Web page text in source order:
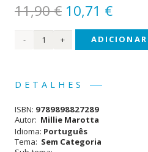
11,90€ O
preço
original
11,90 €.
10,71 €O
preço
atual
Quantidade
ADICIONAR
DETALHES
ISBN: 9789898827289
Autor: Millie Marotta
Idioma: Português
Tema: Sem Categoria